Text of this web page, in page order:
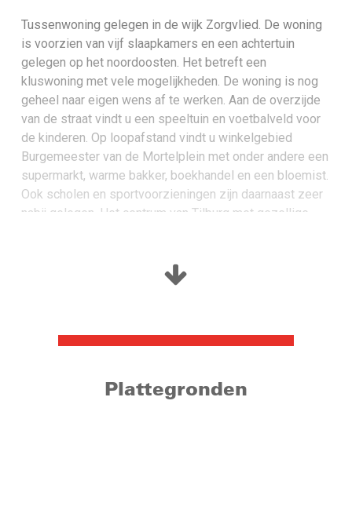
Tussenwoning gelegen in de wijk Zorgvlied. De woning
is voorzien van vijf slaapkamers en een achtertuin
gelegen op het noordoosten. Het betreft een
kluswoning met vele mogelijkheden. De woning is nog
geheel naar eigen wens af te werken. Aan de overzijde
van de straat vindt u een speeltuin en voetbalveld voor
de kinderen. Op loopafstand vindt u winkelgebied
Burgemeester van de Mortelplein met onder andere een
supermarkt, warme bakker, boekhandel en een bloemist.
Ook scholen en sportvoorzieningen zijn daarnaast zeer
nabij gelegen. Het centrum van Tilburg met gezellige
uitvalswegen bereikt u eenvoudig de omliggende
Inhoud: circa 421 m³
Energielabel: D (geldig tot 07-08-2029)
Plattegronden